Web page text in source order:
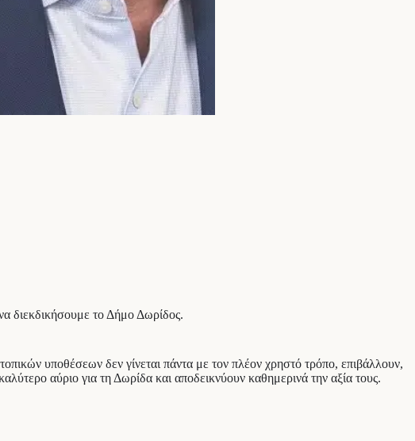
διεκδικήσουμε το Δήμο Δωρίδος.
υποθέσεων δεν γίνεται πάντα με τον πλέον χρηστό τρόπο, επιβάλλουν,
αύριο για τη Δωρίδα και αποδεικνύουν καθημερινά την αξία τους.